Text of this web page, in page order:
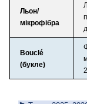
Льон/
мікрофібра
Bouclé
(букле)